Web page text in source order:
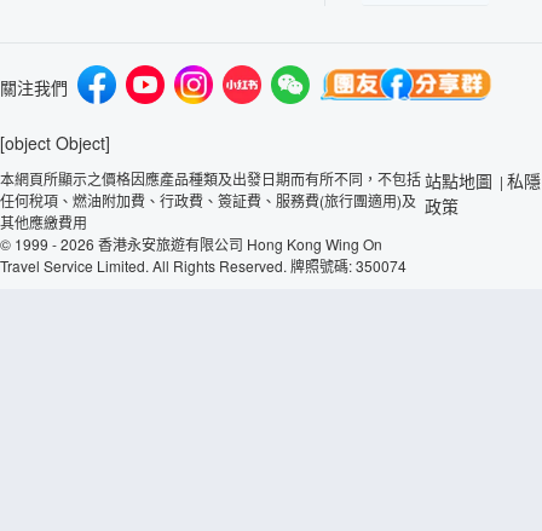
關注我們
[object Object]
本網頁所顯示之價格因應產品種類及出發日期而有所不同，不包括
任何稅項、燃油附加費、行政費、簽証費、服務費(旅行團適用)及
其他應繳費用
© 1999 - 2026 香港永安旅遊有限公司 Hong Kong Wing On
Travel Service Limited. All Rights Reserved. 牌照號碼: 350074
站點地圖 | 私隱
政策